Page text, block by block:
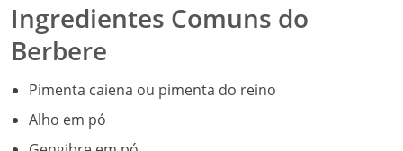
Ingredientes Comuns do
Berbere
Pimenta caiena ou pimenta do reino
Alho em pó